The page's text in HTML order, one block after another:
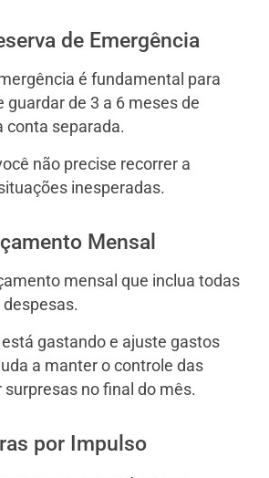
de Emergência
é fundamental para
guardar de 3 a 6 meses de
conta separada.
não precise recorrer a
inesperadas.
Mensal
mensal que inclua todas
gastando e ajuste gastos
a manter o controle das
no final do mês.
por Impulso